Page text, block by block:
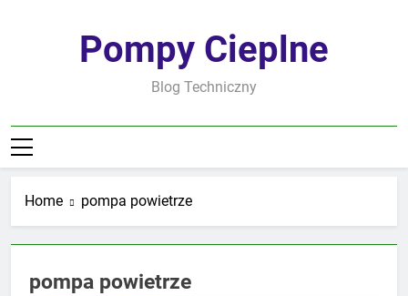
Pompy Cieplne
Blog Techniczny
Home pompa powietrze
pompa powietrze